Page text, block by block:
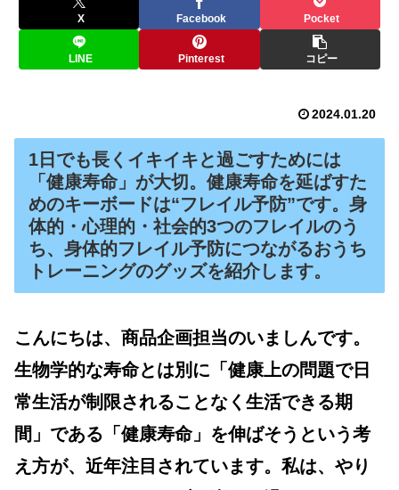
X Facebook Pocket
LINE Pinterest コピー
2024.01.20
1日でも長くイキイキと過ごすためには
「健康寿命」が大切。健康寿命を延ばすた
めのキーボードは“フレイル予防”です。 身
体的・心理的・社会的3つのフレイルのう
ち、身体的フレイル予防につながるおうち
トレーニングのグッズを紹介します。
こんにちは、商品企画担当のいましんです。
生物学的な寿命とは別に「 健康上の問題で日
常生活が制限されることなく生活できる期
間 」である「健康寿命」を伸ばそうという考
え方が、近年注目されています。私は、やり